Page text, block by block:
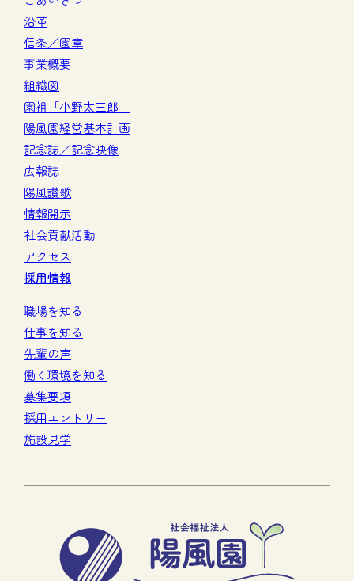
沿革
信条／園章
事業概要
組織図
園祖「小野太三郎」
陽風園経営基本計画
記念誌／記念映像
広報誌
陽風讃歌
情報開示
社会貢献活動
アクセス
採用情報
職場を知る
仕事を知る
先輩の声
働く環境を知る
募集要項
採用エントリー
施設見学